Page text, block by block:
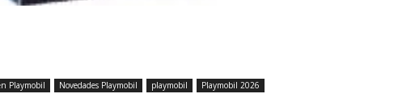
Playmobil Novedades Playmobil playmobil Playmobil 2026